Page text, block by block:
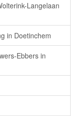
Langelaan
in Doetinchem
Ebbers in